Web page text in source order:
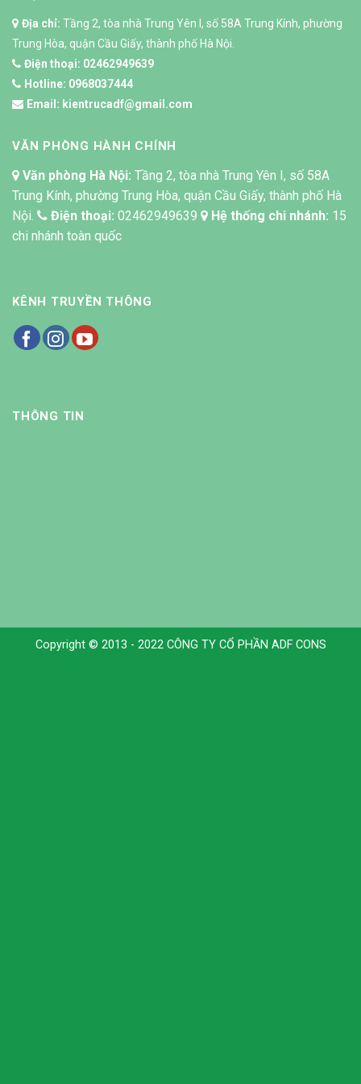
Địa chỉ: Tầng 2, tòa nhà Trung Yên I, số 58A Trung Kính, phường
Trung Hòa, quận Cầu Giấy, thành phố Hà Nội.
Điện thoại: 02462949639
Hotline: 0968037444
Email: kientrucadf@gmail.com
VĂN PHÒNG HÀNH CHÍNH
Văn phòng Hà Nội: Tầng 2, tòa nhà Trung Yên I, số 58A
Trung Kính, phường Trung Hòa, quận Cầu Giấy, thành phố Hà
Nội.
Điện thoại: 02462949639 Hệ thống chi nhánh: 15
chi nhánh toàn quốc
KÊNH TRUYỀN THÔNG
THÔNG TIN
Copyright © 2013 - 2022 CÔNG TY CỔ PHẦN ADF CONS